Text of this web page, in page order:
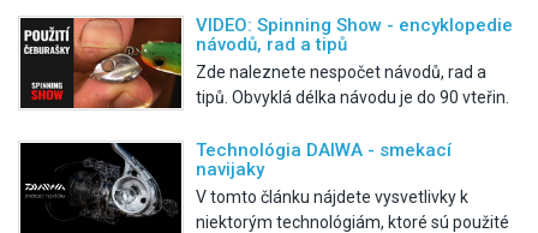
VIDEO: Spinning Show - encyklopedie
návodů, rad a tipů
Zde naleznete nespočet návodů, rad a
tipů. Obvyklá délka návodu je do 90 vteřin.
Technológia DAIWA - smekací
navijaky
V tomto článku nájdete vysvetlivky k
niektorým technológiám, ktoré sú použité